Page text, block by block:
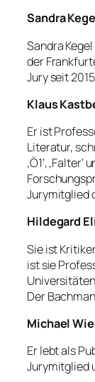
Sandra
Sandra
der
Jury seit
Klaus
Er ist
Literatur,
‚Ö1‘,
Jurymitglied
Hildegard
Sie ist
ist sie
Der
Michael
Er lebt als
Jurymitglied